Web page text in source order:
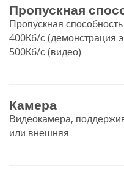
Пропускная
Пропускная
400Кб/с (демонстрация
500Кб/с (видео)
Камера
Видеокамера,
или внешняя